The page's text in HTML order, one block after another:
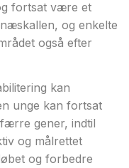
fortsat være et
og enkelte
også efter
kan
unge kan fortsat
gener, indtil
og målrettet
og forbedre